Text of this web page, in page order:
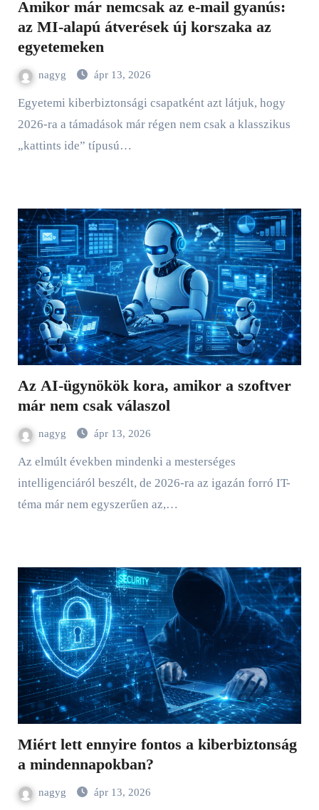
Amikor már nemcsak az e-mail gyanús:
az MI-alapú átverések új korszaka az
egyetemeken
nagyg ápr 13, 2026
Egyetemi kiberbiztonsági csapatként azt látjuk, hogy
2026-ra a támadások már régen nem csak a klasszikus
„kattints ide” típusú…
Az AI-ügynökök kora, amikor a szoftver
már nem csak válaszol
nagyg ápr 13, 2026
Az elmúlt években mindenki a mesterséges
intelligenciáról beszélt, de 2026-ra az igazán forró IT-
téma már nem egyszerűen az,…
Miért lett ennyire fontos a kiberbiztonság
a mindennapokban?
nagyg ápr 13, 2026